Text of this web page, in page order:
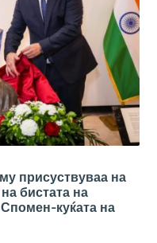
присуствуваа на
бистата на
Спомен-куќата на